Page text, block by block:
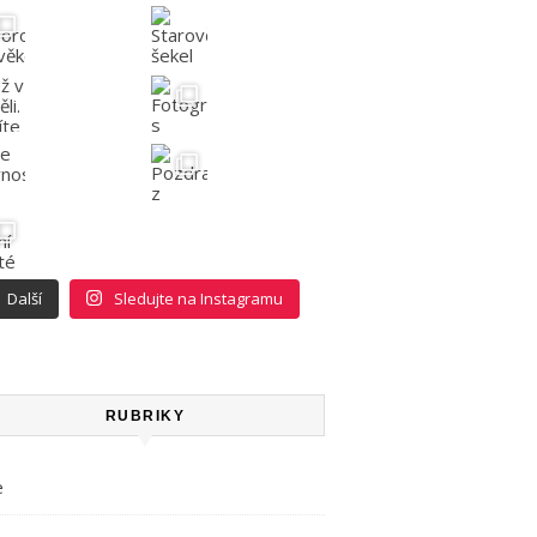
Další Sledujte na Instagramu
RUBRIKY